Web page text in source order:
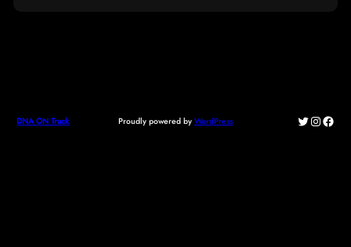
DNA ON Track Proudly powered by WordPress Twitter